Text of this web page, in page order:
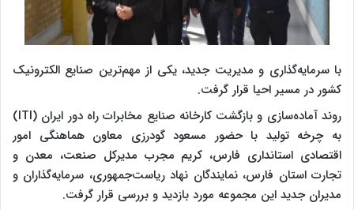
با سرمایه‌گذاری و مدیریت جدید، یکی از مهم‌ترین صنایع الکترونیک
کشور در مسیر احیا قرار گرفت.
روند آماده‌سازی و بازگشت کارخانه صنایع مخابرات راه دور ایران (ITI)
به چرخه تولید با حضور مسعود گودرزی معاون هماهنگی امور
اقتصادی استانداری فارس، کریم مجرب مدیرکل صنعت، معدن و
تجارت استان فارس، نمایندگان نهاد ریاست‌جمهوری، سرمایه‌گذاران و
مدیران جدید این مجموعه مورد بازدید و بررسی قرار گرفت.